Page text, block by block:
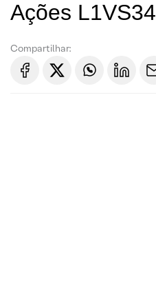
Ações L1VS34
Compartilhar: